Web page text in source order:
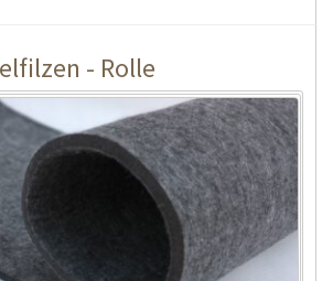
- Rolle